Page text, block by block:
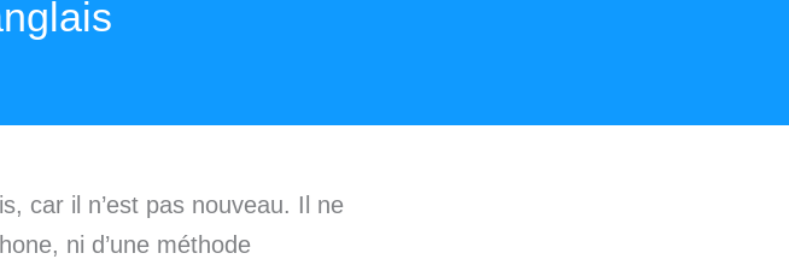
car il n’est pas nouveau. Il ne
ni d’une méthode